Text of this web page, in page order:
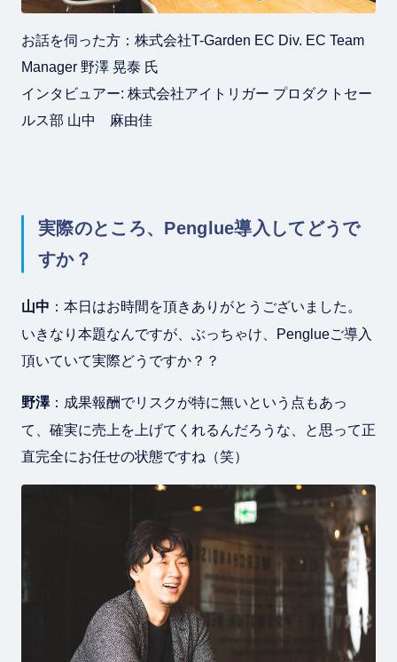
お話を伺った方：株式会社T-Garden EC Div. EC Team
Manager 野澤 晃泰 氏
インタビュアー: 株式会社アイトリガー プロダクトセー
ルス部 山中 麻由佳
実際のところ、Penglue導入してどうで
すか？
山中 ：本日はお時間を頂きありがとうございました。
いきなり本題なんですが、ぶっちゃけ、Penglueご導入
頂いていて実際どうですか？？
野澤：成果報酬でリスクが特に無いという点もあっ
て、確実に売上を上げてくれるんだろうな、と思って正
直完全にお任せの状態ですね（笑）